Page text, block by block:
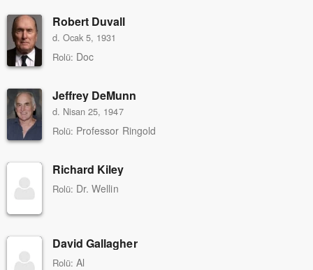
Robert Duvall
d. Ocak 5, 1931
Rolü: Doc
Jeffrey DeMunn
d. Nisan 25, 1947
Rolü: Professor Ringold
Richard Kiley
Rolü: Dr. Wellin
David Gallagher
Rolü: Al